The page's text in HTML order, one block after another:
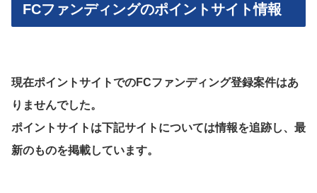
FCファンディングのポイントサイト情報
現在ポイントサイトでのFCファンディング登録案件はあ
りませんでした。
ポイントサイトは下記サイトについては情報を追跡し、最
新のものを掲載しています。